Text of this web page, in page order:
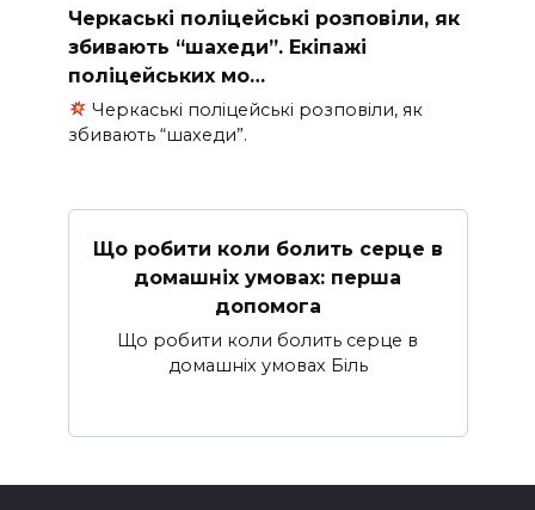
Черкаські поліцейські розповіли, як
збивають “шахеди”. Екіпажі
поліцейських мо…
Черкаські поліцейські розповіли, як
збивають “шахеди”.
Що робити коли болить серце в
домашніх умовах: перша
допомога
Що робити коли болить серце в
домашніх умовах Біль